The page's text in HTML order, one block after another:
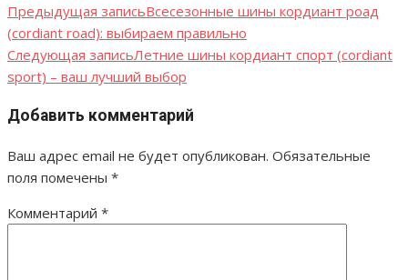
Навигация
по
записям
Предыдущая записьВсесезонные шины кордиант роад
(cordiant road): выбираем правильно
Следующая записьЛетние шины кордиант спорт (cordiant
sport) – ваш лучший выбор
Добавить комментарий
Ваш адрес email не будет опубликован. Обязательные
поля помечены *
Комментарий *